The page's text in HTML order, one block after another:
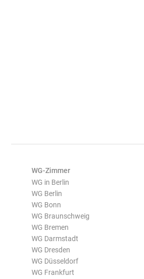
WG-Zimmer
WG in Berlin
WG Berlin
WG Bonn
WG Braunschweig
WG Bremen
WG Darmstadt
WG Dresden
WG Düsseldorf
WG Frankfurt